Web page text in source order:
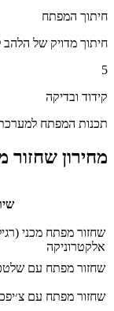
חיתוך המפתח
חיתוך מדויק של הלהב
5
קידוד ובדיקה
תכנות המפתח למערכת
מחירון שחזור
שחזור מפתח מכני
אלקטרוניקה
שחזור מפתח עם שלט
שחזור מפתח עם צ׳יפ